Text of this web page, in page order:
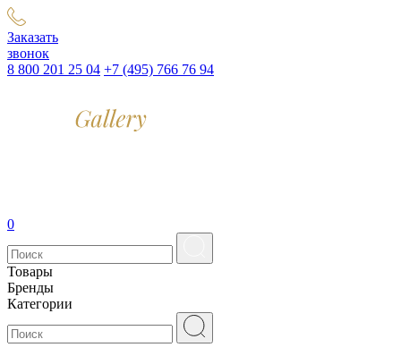
Заказать
звонок
8 800 201 25 04 +7 (495) 766 76 94
0
Товары
Бренды
Категории